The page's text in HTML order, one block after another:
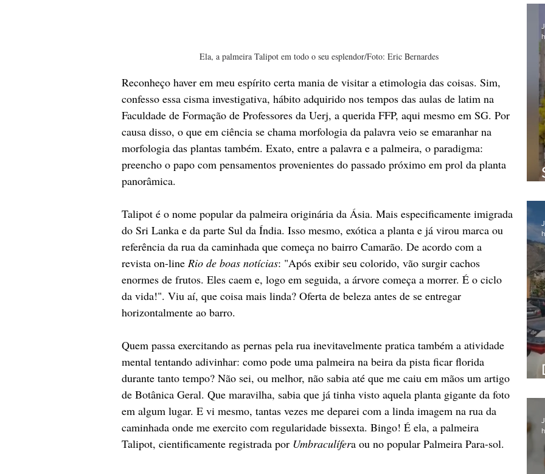
Ela, a palmeira Talipot em todo o seu esplendor/Foto: Eric Bernardes
Reconheço haver em meu espírito certa mania de visitar a etimologia das coisas. Sim,
confesso essa cisma investigativa, hábito adquirido nos tempos das aulas de latim na
Faculdade de Formação de Professores da Uerj, a querida FFP, aqui mesmo em SG. Por
causa disso, o que em ciência se chama morfologia da palavra veio se emaranhar na
morfologia das plantas também. Exato, entre a palavra e a palmeira, o paradigma:
preencho o papo com pensamentos provenientes do passado próximo em prol da planta
panorâmica.
Talipot é o nome popular da palmeira originária da Ásia. Mais especificamente imigrada
do Sri Lanka e da parte Sul da Índia. Isso mesmo, exótica a planta e já virou marca ou
referência da rua da caminhada que começa no bairro Camarão. De acordo com a
revista on-line Rio de boas notícias: "Após exibir seu colorido, vão surgir cachos
enormes de frutos. Eles caem e, logo em seguida, a árvore começa a morrer. É o ciclo
da vida!". Viu aí, que coisa mais linda? Oferta de beleza antes de se entregar
horizontalmente ao barro.
Quem passa exercitando as pernas pela rua inevitavelmente pratica também a atividade
mental tentando adivinhar: como pode uma palmeira na beira da pista ficar florida
durante tanto tempo? Não sei, ou melhor, não sabia até que me caiu em mãos um artigo
de Botânica Geral. Que maravilha, sabia que já tinha visto aquela planta gigante da foto
em algum lugar. E vi mesmo, tantas vezes me deparei com a linda imagem na rua da
caminhada onde me exercito com regularidade bissexta. Bingo! É ela, a palmeira
Talipot, cientificamente registrada por Umbraculífera ou no popular Palmeira Para-sol.